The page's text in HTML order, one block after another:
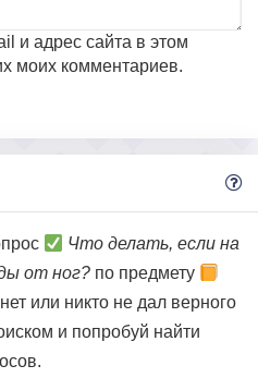
и адрес сайта в этом
моих комментариев.
Что делать, если на
от ног? по предмету
или никто не дал верного
и попробуй найти